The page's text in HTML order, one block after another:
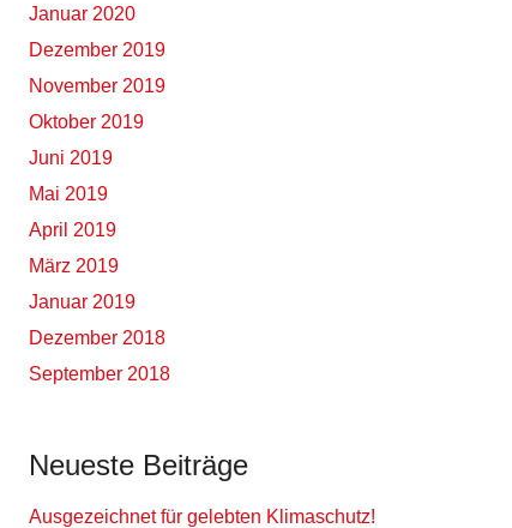
Januar 2020
Dezember 2019
November 2019
Oktober 2019
Juni 2019
Mai 2019
April 2019
März 2019
Januar 2019
Dezember 2018
September 2018
Neueste Beiträge
Ausgezeichnet für gelebten Klimaschutz!